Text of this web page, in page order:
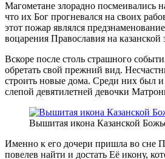
Магометане злорадно посмеивались
что их Бог прогневался на своих
этот пожар являлся
воцарения Православия на казанской
Вскоре после столь страшного
обретать свой прежний вид.
строить новые дома. Среди них был
слепой девятилетней девочки
Вышитая икона Казанской
Именно к его дочери пришла во сне
повелев найти и достать Её икону,